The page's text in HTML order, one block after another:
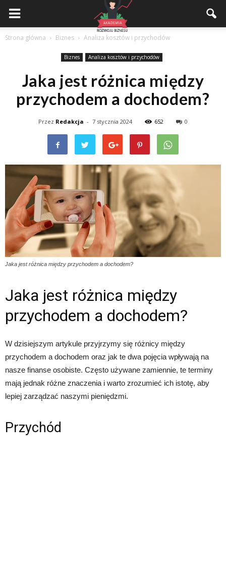
Akademiarozwojubiznesu.pl
Strona główna Biznes Analiza kosztów i przychodów
Biznes Analiza kosztów i przychodów
Jaka jest różnica między
przychodem a dochodem?
Przez Redakcja - 7 stycznia 2024 652 0
Jaka jest różnica między przychodem a dochodem?
Jaka jest różnica między
przychodem a dochodem?
W dzisiejszym artykule przyjrzymy się różnicy między
przychodem a dochodem oraz jak te dwa pojęcia wpływają na
nasze finanse osobiste. Często używane zamiennie, te terminy
mają jednak różne znaczenia i warto zrozumieć ich istotę, aby
lepiej zarządzać naszymi pieniędzmi.
Przychód